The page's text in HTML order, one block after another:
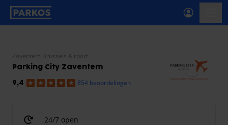
label-voor-primaire-navigatie
Zaventem Brussels Airport
Parking City Zaventem
9,4 854 beoordelingen
24/7 open